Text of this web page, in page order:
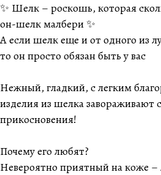
✨ Шелк – роскошь, которая
он-шелк малбери ✨
А если шелк еще и от одного из
то он просто обязан быть у вас
Нежный, гладкий, с легким
изделия из шелка завораживают
прикосновения!
Почему его любят?
Невероятно приятный на коже